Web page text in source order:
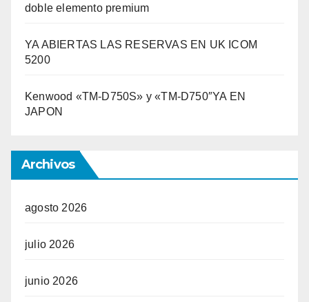
doble elemento premium
YA ABIERTAS LAS RESERVAS EN UK ICOM
5200
Kenwood «TM-D750S» y «TM-D750″YA EN
JAPON
Archivos
agosto 2026
julio 2026
junio 2026